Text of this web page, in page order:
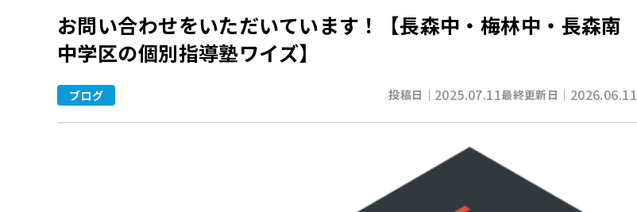
お問い合わせをいただいています！【長森中・梅林中・長森南
中学区の個別指導塾ワイズ】
ブログ 投稿日｜ 2025.07.11最終更新日｜ 2026.06.11